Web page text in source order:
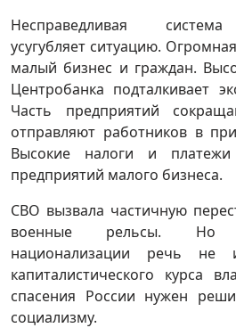
Несправедливая
усугубляет ситуацию.
малый бизнес и граждан.
Центробанка подталкивает
Часть предприятий
отправляют работников в
Высокие налоги и
предприятий малого бизнеса.
СВО вызвала частичную
военные рельсы. Но
национализации речь не
капиталистического курса
спасения России нужен
социализму.